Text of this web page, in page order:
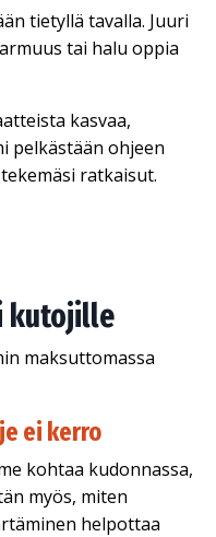
tietyllä tavalla. Juuri
tai halu oppia
kasvaa,
pelkästään ohjeen
ratkaisut.
kutojille
maksuttomassa
ei kerro
kohtaa kudonnassa,
myös, miten
helpottaa